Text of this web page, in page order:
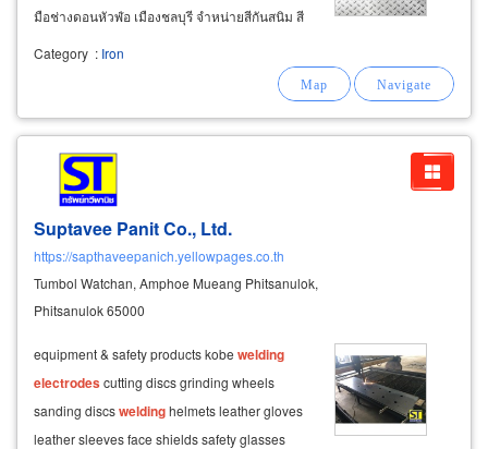
มือช่างดอนหัวฬ่อ เมืองชลบุรี จำหน่ายสีกันสนิม สี
เหล็ก maxzo สีสเปรย์ red fox เครื่องเชื่อม ตู้เชื่อม
Category : Iron
Suptavee Panit Co., Ltd.
https://sapthaveepanich.yellowpages.co.th
Tumbol Watchan, Amphoe Mueang Phitsanulok,
Phitsanulok 65000
equipment & safety products kobe welding
electrodescutting discs grinding wheels
sanding discsweldinghelmets leather gloves
leather sleeves face shields safety glasses